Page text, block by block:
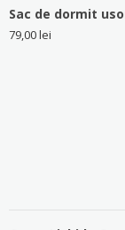
Sac de dormit
79,00lei